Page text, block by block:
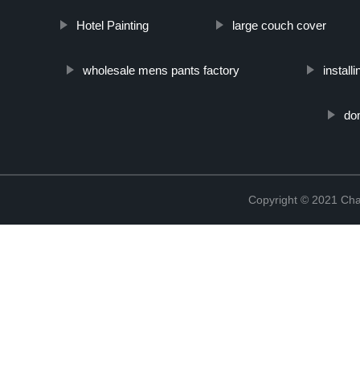
Hotel Painting large couch cover
wholesale mens pants factory
Copyright © 2021